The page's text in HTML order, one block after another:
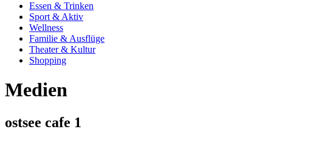
Essen & Trinken
Sport & Aktiv
Wellness
Familie & Ausflüge
Theater & Kultur
Shopping
Medien
ostsee cafe 1